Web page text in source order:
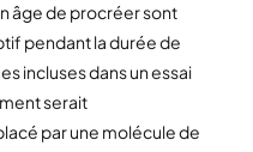
âge de procréer sont
pendant la durée de
incluses dans un essai
serait
par une molécule de